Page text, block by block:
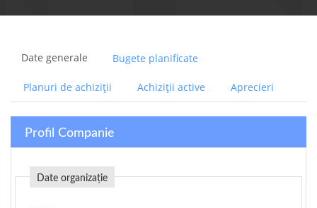
Date generale Bugete planificate
Planuri de achiziții Achiziții active Aprecieri
Profil Companie
Date organizație